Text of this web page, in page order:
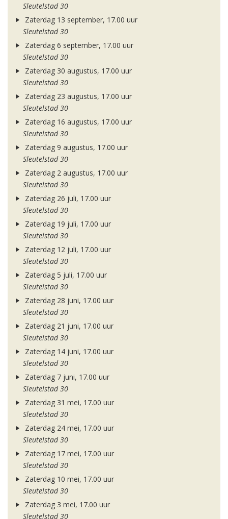
Sleutelstad 30
Zaterdag 13 september, 17.00 uur
Sleutelstad 30
Zaterdag 6 september, 17.00 uur
Sleutelstad 30
Zaterdag 30 augustus, 17.00 uur
Sleutelstad 30
Zaterdag 23 augustus, 17.00 uur
Sleutelstad 30
Zaterdag 16 augustus, 17.00 uur
Sleutelstad 30
Zaterdag 9 augustus, 17.00 uur
Sleutelstad 30
Zaterdag 2 augustus, 17.00 uur
Sleutelstad 30
Zaterdag 26 juli, 17.00 uur
Sleutelstad 30
Zaterdag 19 juli, 17.00 uur
Sleutelstad 30
Zaterdag 12 juli, 17.00 uur
Sleutelstad 30
Zaterdag 5 juli, 17.00 uur
Sleutelstad 30
Zaterdag 28 juni, 17.00 uur
Sleutelstad 30
Zaterdag 21 juni, 17.00 uur
Sleutelstad 30
Zaterdag 14 juni, 17.00 uur
Sleutelstad 30
Zaterdag 7 juni, 17.00 uur
Sleutelstad 30
Zaterdag 31 mei, 17.00 uur
Sleutelstad 30
Zaterdag 24 mei, 17.00 uur
Sleutelstad 30
Zaterdag 17 mei, 17.00 uur
Sleutelstad 30
Zaterdag 10 mei, 17.00 uur
Sleutelstad 30
Zaterdag 3 mei, 17.00 uur
Sleutelstad 30